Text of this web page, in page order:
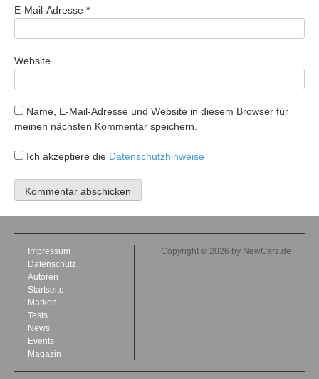
E-Mail-Adresse *
Website
Name, E-Mail-Adresse und Website in diesem Browser für
meinen nächsten Kommentar speichern.
Ich akzeptiere die Datenschutzhinweise
Impressum
Datenschutz
Autoren
Startseite
Marken
Tests
News
Events
Magazin
Copyright © 2026 by NewCarz.de